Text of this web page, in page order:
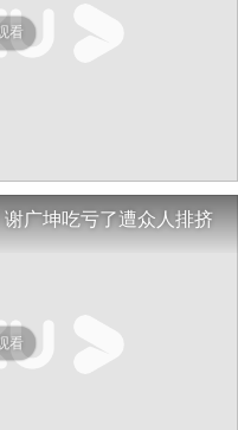
看
广坤吃亏了遭众人排挤
看